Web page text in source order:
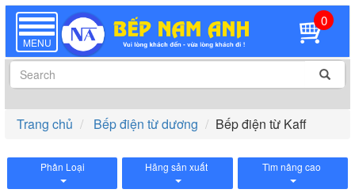
TOGGLE
NAVIGATION
MENU
0
Trang chủ Bếp điện từ dương Bếp điện từ Kaff
Phân Loại Hãng sản xuất Tìm nâng cao